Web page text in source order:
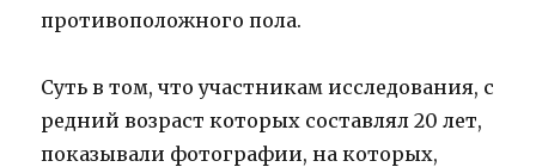
противоположного пола.
Суть в том, что участникам исследования, с
редний возраст которых составлял 20 лет,
показывали фотографии, на которых,